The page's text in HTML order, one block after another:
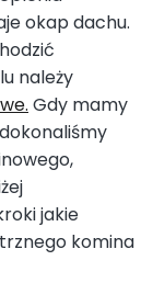
okap dachu.
należy
Gdy mamy
jakie
komina